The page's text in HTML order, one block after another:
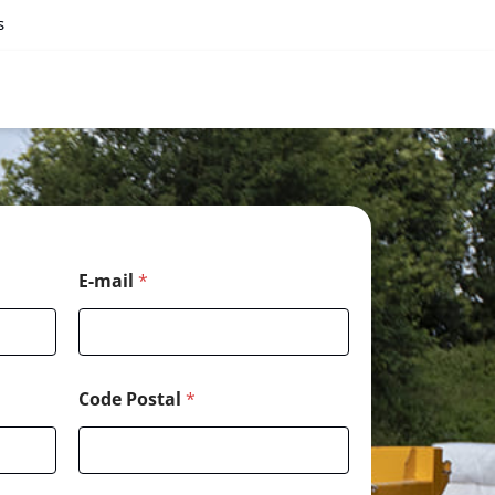
E-mail *
Code Postal *